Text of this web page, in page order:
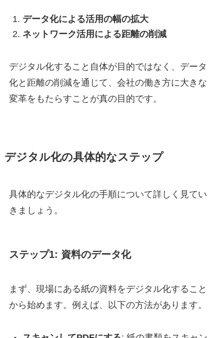
データ化による活用の幅の拡大
ネットワーク活用による距離の削減
デジタル化すること自体が目的ではなく、データ
化と距離の削減を通じて、会社の働き方に大きな
変革をもたらすことが真の目的です。
デジタル化の具体的なステップ
具体的なデジタル化の手順について詳しく見てい
きましょう。
ステップ1: 資料のデータ化
まず、現場にある紙の資料をデジタル化すること
から始めます。例えば、以下の方法があります。